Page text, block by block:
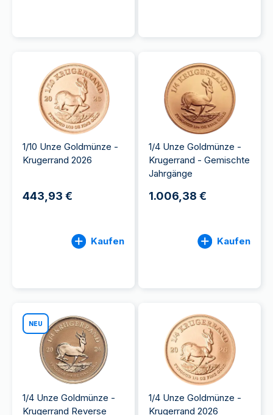
1/10 Unze Goldmünze -
Krugerrand 2026
443,93 €
Kaufen
1/4 Unze Goldmünze -
Krugerrand - Gemischte
Jahrgänge
1.006,38 €
Kaufen
NEU
1/4 Unze Goldmünze -
Krugerrand Reverse
1/4 Unze Goldmünze -
Krugerrand 2026